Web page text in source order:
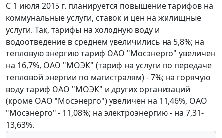
С 1 июля 2015 г. планируется повышение тарифов на
коммунальные услуги, ставок и цен на жилищные
услуги. Так, тарифы на холодную воду и
водоотведение в среднем увеличились на 5,8%; на
тепловую энергию тариф ОАО "Мосэнерго" увеличен
на 16,7%, ОАО "МОЭК" (тариф на услуги по передаче
тепловой энергии по магистралям) - 7%; на горячую
воду тариф ОАО "МОЭК" и других организаций
(кроме ОАО "Мосэнерго") увеличен на 11,46%, ОАО
"Мосэнерго" - 11,08%; на электроэнергию - на 7,31-
13,63%.